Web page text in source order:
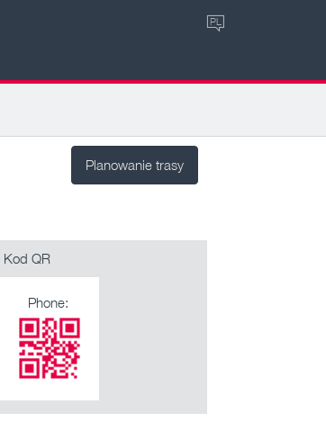
PL
Planowanie trasy
Kod QR
Phone: